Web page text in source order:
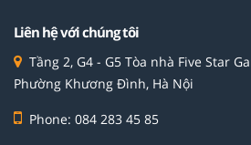
Liên hệ với chúng tôi
Tầng 2, G4 - G5 Tòa nhà Five Star
Phường Khương Đình, Hà Nội
Phone: 084 283 45 85